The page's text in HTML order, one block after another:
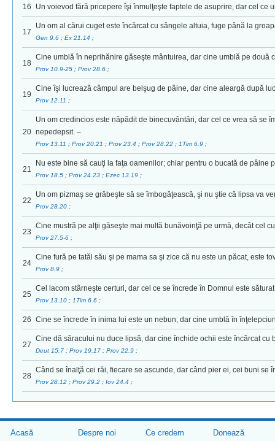
16 Un voievod fără pricepere îşi înmulţeşte faptele de asuprire, dar cel ce
17
Un om al cărui cuget este încărcat cu sângele altuia, fuge până la
Gen 9.6 ; Ex 21.14 ;
18
Cine umblă în neprihănire găseşte mântuirea, dar cine umblă pe două
Prov 10.9-25 ; Prov 28.6 ;
19
Cine îşi lucrează câmpul are belşug de pâine, dar cine aleargă după
Prov 12.11 ;
20
Un om credincios este năpădit de binecuvântări, dar cel ce vrea să se
nepedepsit. –
Prov 13.11 ; Prov 20.21 ; Prov 23.4 ; Prov 28.22 ; 1Tim 6.9 ;
21
Nu este bine să cauţi la faţa oamenilor; chiar pentru o bucată de pâine
Prov 18.5 ; Prov 24.23 ; Ezec 13.19 ;
22
Un om pizmaş se grăbeşte să se îmbogăţească, şi nu ştie că lipsa va
Prov 28.20 ;
23
Cine mustră pe alţii găseşte mai multă bunăvoinţă pe urmă, decât cel
Prov 27.5-6 ;
24
Cine fură pe tatăl său şi pe mama sa şi zice că nu este un păcat, este
Prov 8.9 ;
25
Cel lacom stârneşte certuri, dar cel ce se încrede în Domnul este
Prov 13.10 ; 1Tim 6.6 ;
26 Cine se încrede în inima lui este un nebun, dar cine umblă în
27
Cine dă săracului nu duce lipsă, dar cine închide ochii este încărcat cu
Deut 15.7 ; Prov 19.17 ; Prov 22.9 ;
28
Când se înalţă cei răi, fiecare se ascunde, dar când pier ei, cei buni se
Prov 28.12 ; Prov 29.2 ; Iov 24.4 ;
Acasă Despre noi Ce credem Donează